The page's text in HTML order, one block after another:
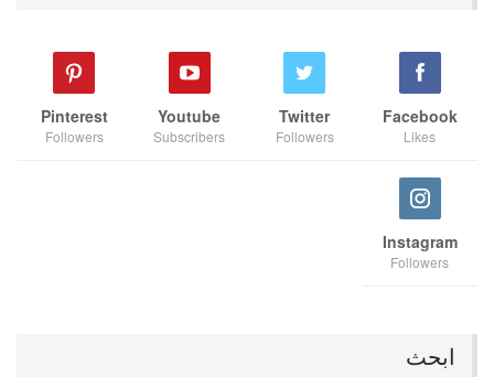
Facebook
Likes
Twitter
Followers
Youtube
Subscribers
Pinterest
Followers
Instagram
Followers
ابحث